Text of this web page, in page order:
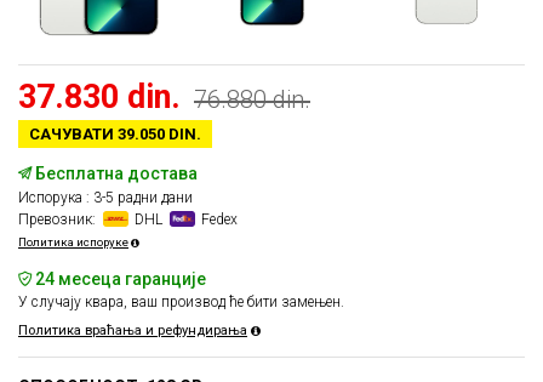
37.830 din. 76.880 din.
САЧУВАТИ 39.050 DIN.
Бесплатна достава
Испорука : 3-5 радни дани
Превозник:
DHL Fedex
Политика испоруке
24 месеца гаранције
У случају квара, ваш производ ће бити замењен.
Политика враћања и рефундирања